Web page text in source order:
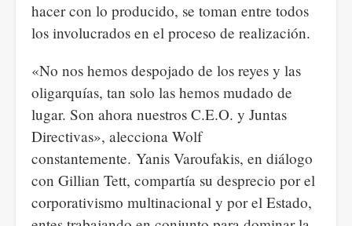
hacer con lo producido, se toman entre todos
los involucrados en el proceso de realización.
«No nos hemos despojado de los reyes y las
oligarquías, tan solo las hemos mudado de
lugar. Son ahora nuestros C.E.O. y Juntas
Directivas», alecciona Wolf
constantemente. Yanis Varoufakis, en diálogo
con Gillian Tett, compartía su desprecio por el
corporativismo multinacional y por el Estado,